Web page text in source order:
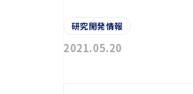
研究開発情報
2021.05.20